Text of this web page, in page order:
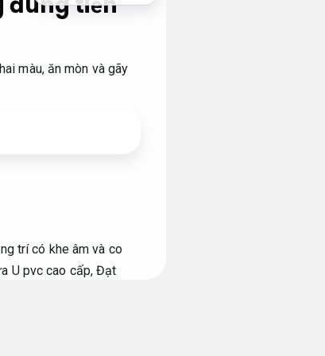
màu, ăn mòn và gãy
trí có khe âm và co
U pvc cao cấp,Đạt